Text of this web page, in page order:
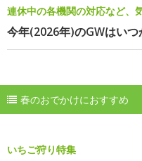
連休中の各機関の対応など、
今年(2026年)のGWはいつ
春のおでかけにおすすめ
いちご狩り特集